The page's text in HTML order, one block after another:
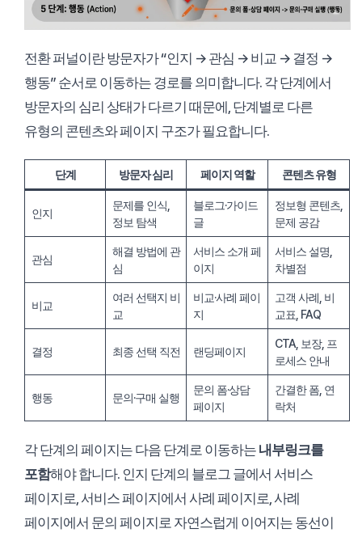
전환 퍼널이란 방문자가 “인지 → 관심 → 비교 → 결정 →
행동” 순서로 이동하는 경로를 의미합니다. 각 단계에서
방문자의 심리 상태가 다르기 때문에, 단계별로 다른
유형의 콘텐츠와 페이지 구조가 필요합니다.
단계 방문자 심리 페이지 역할 콘텐츠 유형
인지
문제를 인식,
정보 탐색
블로그·가이드
글
정보형 콘텐츠,
문제 공감
관심
해결 방법에 관
심
서비스 소개 페
이지
서비스 설명,
차별점
비교
여러 선택지 비
교
비교·사례 페이
지
고객 사례, 비
교표, FAQ
결정 최종 선택 직전 랜딩페이지
CTA, 보장, 프
로세스 안내
행동 문의·구매 실행
문의 폼·상담
페이지
간결한 폼, 연
락처
각 단계의 페이지는 다음 단계로 이동하는 내부링크를
포함해야 합니다. 인지 단계의 블로그 글에서 서비스
페이지로, 서비스 페이지에서 사례 페이지로, 사례
페이지에서 문의 페이지로 자연스럽게 이어지는 동선이